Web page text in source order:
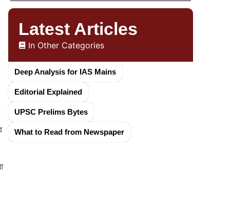
Latest Articles
In Other Categories
Deep Analysis for IAS Mains
Editorial Explained
UPSC Prelims Bytes
What to Read from Newspaper